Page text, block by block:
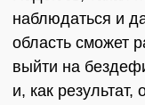
наблюдаться и
область сможет
выйти на
и, как результат,